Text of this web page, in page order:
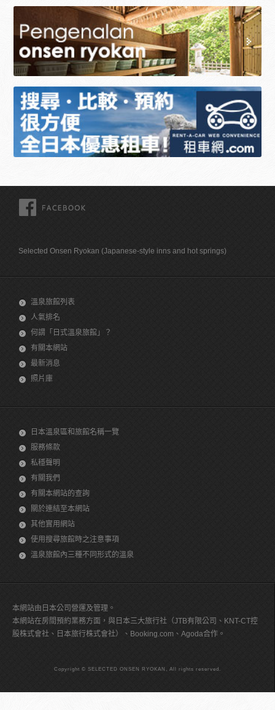
Selected Onsen Ryokan (Japanese-style inns and hot springs)
溫泉旅館列表
人氣排名
何謂「日式溫泉旅館」？
有關本網站
最新消息
照片庫
日本溫泉區和旅館名稱一覽
服務條款
私穩聲明
有關我們
有關本網站的查詢
關於連結至本網站
其他實用網站
使用搜尋旅館時之注意事項
溫泉旅館內三種不同形式的溫泉
本網站由日本公司營運及管理。
本網站在房間預約業務方面，與日本三大旅行社（JTB有限公司、KNT-CT控
股株式會社、日本旅行株式會社）、Booking.com、Agoda合作。
Copyright © SELECTED ONSEN RYOKAN, All rights reserved.